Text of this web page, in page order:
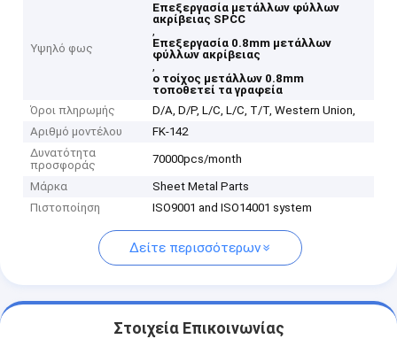
Υψηλό φως
Επεξεργασία μετάλλων φύλλων
ακρίβειας SPCC
,
Επεξεργασία 0.8mm μετάλλων
φύλλων ακρίβειας
,
ο τοίχος μετάλλων 0.8mm
τοποθετεί τα γραφεία
Όροι πληρωμής
D/A, D/P, L/C, L/C, T/T, Western Union,
Αριθμό μοντέλου
FK-142
Δυνατότητα
προσφοράς
70000pcs/month
Μάρκα
Sheet Metal Parts
Πιστοποίηση
ISO9001 and ISO14001 system
Δείτε περισσότερων
Στοιχεία Επικοινωνίας